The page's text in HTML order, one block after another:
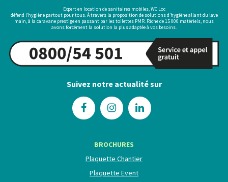
Expert en location de sanitaires mobiles, WC Loc
défend l’hygiène partout pour tous. À travers la proposition de solutions d’hygiène allant du lave
main, à la caravane prestige en passant par les toilettes PMR. Riche de 15 000 matériels, nous
avons forcément la solution la plus adaptée à vos besoins.
Suivez notre actualité sur
BROCHURES
Plaquette Chantier
Plaquette Event